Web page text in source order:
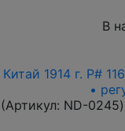
В
Китай 1914 г. P#
•
(Артикул: ND-0245)